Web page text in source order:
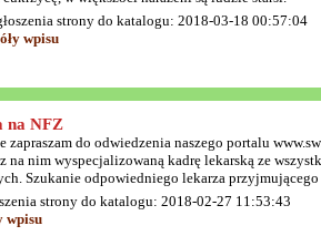
strony do katalogu: 2018-03-18 00:57:04
wpisu
na NFZ
zapraszam do odwiedzenia naszego portalu
na nim wyspecjalizowaną kadrę lekarską ze
Szukanie odpowiedniego lekarza przyjmującego
strony do katalogu: 2018-02-27 11:53:43
wpisu